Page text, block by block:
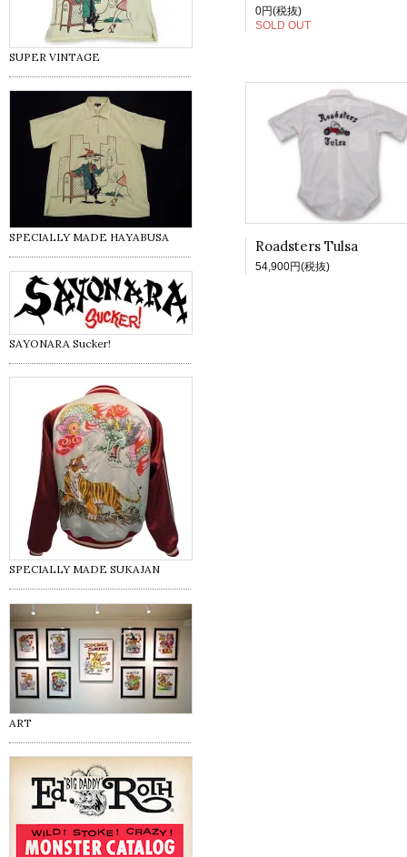
0円(税抜)
SOLD OUT
Roadsters Tulsa
54,900円(税抜)
SUPER VINTAGE
SPECIALLY MADE HAYABUSA
SAYONARA Sucker!
SPECIALLY MADE SUKAJAN
ART